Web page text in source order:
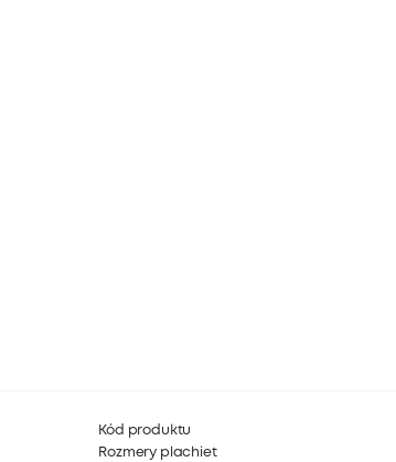
Kód produktu
Rozmery plachiet